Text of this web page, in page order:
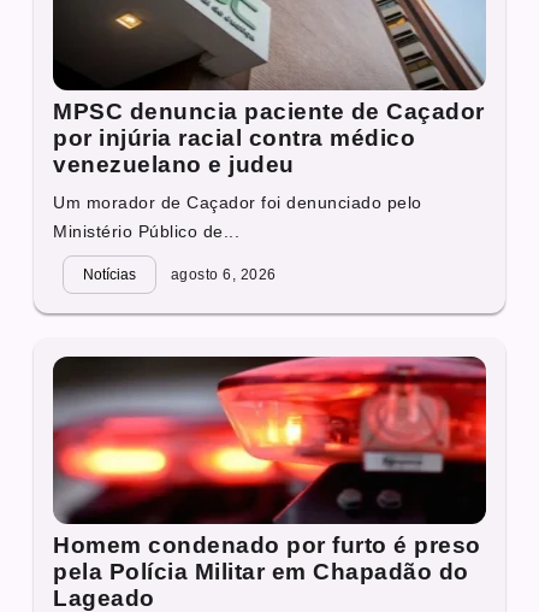
MPSC denuncia paciente de Caçador
por injúria racial contra médico
venezuelano e judeu
Um morador de Caçador foi denunciado pelo
Ministério Público de...
Notícias agosto 6, 2026
Homem condenado por furto é preso
pela Polícia Militar em Chapadão do
Lageado